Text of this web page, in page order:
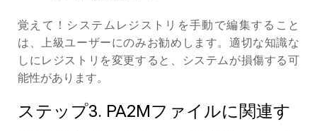
覚えて！システムレジストリを手動で編集すること
は、上級ユーザーにのみお勧めします。適切な知識な
しにレジストリを変更すると、システムが損傷する可
能性があります。
ステップ3. PA2Mファイルに関連す